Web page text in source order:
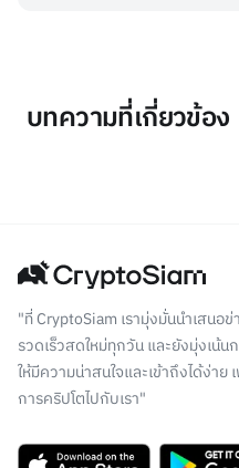
บทความที่เกี่ยวข้อง
"ที่ CryptoSiam เรามุ่งมั่นนำเสนอ
รวดเร็วสดใหม่ทุกวัน และยังมุ่งเน้น
ให้มีความน่าสนใจและเข้าถึงได้ง่า
การคริปโตไปกับเรา"